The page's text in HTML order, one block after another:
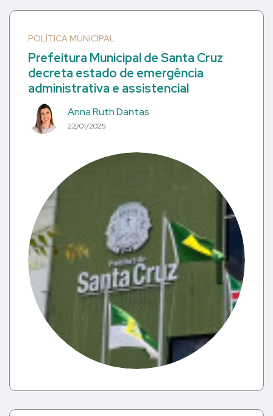
POLÍTICA MUNICIPAL
Prefeitura Municipal de Santa Cruz
decreta estado de emergência
administrativa e assistencial
Anna Ruth Dantas
22/01/2025